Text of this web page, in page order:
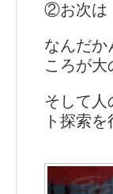
②お次は
なんだか
ころが大
そして人
ト探索を